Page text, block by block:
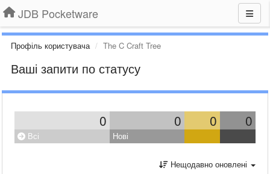
JDB Pocketware
Профіль користувача The C Craft Tree
Ваші запити по статусу
0 0 0 0
Всі Нові
Нещодавно оновлені